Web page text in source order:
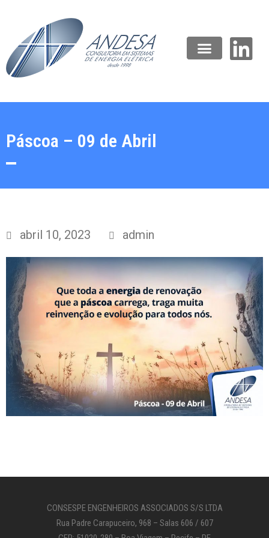
Páscoa – 09 de Abril
abril 10, 2023 admin
CONSESPE ENGENHEIROS ASSOCIADOS S/S LTDA
Rua Padre Carapuceiro, 968 – Salas 606 / 607